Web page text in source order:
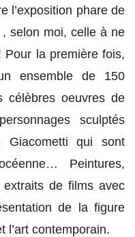
l’exposition phare de
selon moi, celle à ne
Pour la première fois,
ensemble de 150
célèbres oeuvres de
sculptés
Giacometti qui sont
Peintures,
de films avec
de la figure
l’art contemporain.